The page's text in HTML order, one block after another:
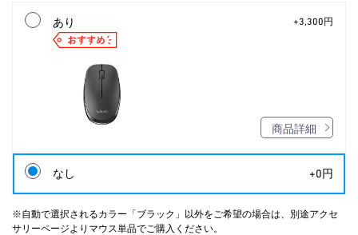
あり +3,300円
商品詳細
なし +0円
※自動で選択されるカラー「ブラック」以外をご希望の場合は、別途アクセ
サリーページよりマウス単品でご購入ください。